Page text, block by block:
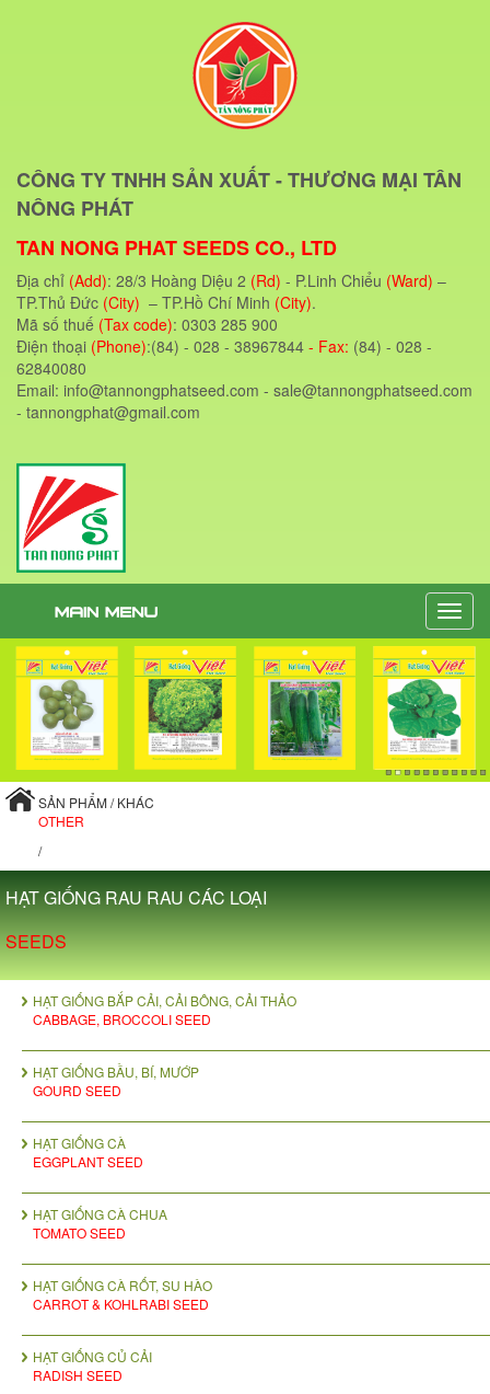
CÔNG TY TNHH SẢN XUẤT - THƯƠNG MẠI TÂN
NÔNG PHÁT
TAN NONG PHAT SEEDS CO., LTD
Địa chỉ (Add): 28/3 Hoàng Diệu 2 (Rd) - P.Linh Chiểu (Ward) –
TP.Thủ Đức (City) – TP.Hồ Chí Minh (City).
Mã số thuế (Tax code): 0303 285 900
Điện thoại (Phone):(84) - 028 - 38967844 - Fax: (84) - 028 -
62840080
Email: info@tannongphatseed.com - sale@tannongphatseed.com
- tannongphat@gmail.com
Toggle
SẢN PHẨM / KHÁC
OTHER
/
HẠT GIỐNG RAU RAU CÁC LOẠI
SEEDS
HẠT GIỐNG BẮP CẢI, CẢI BÔNG, CẢI THẢO
CABBAGE, BROCCOLI SEED
HẠT GIỐNG BẦU, BÍ, MƯỚP
GOURD SEED
HẠT GIỐNG CÀ
EGGPLANT SEED
HẠT GIỐNG CÀ CHUA
TOMATO SEED
HẠT GIỐNG CÀ RỐT, SU HÀO
CARROT & KOHLRABI SEED
HẠT GIỐNG CỦ CẢI
RADISH SEED